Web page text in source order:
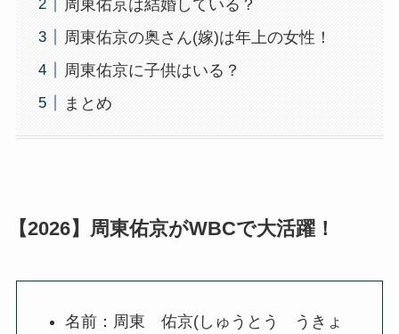
周東佑京は結婚している？
周東佑京の奥さん(嫁)は年上の女性！
周東佑京に子供はいる？
まとめ
【2026】周東佑京がWBCで大活躍！
名前：周東 佑京(しゅうとう うきょ